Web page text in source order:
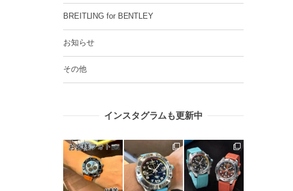
BREITLING for BENTLEY
お知らせ
その他
インスタグラムも更新中